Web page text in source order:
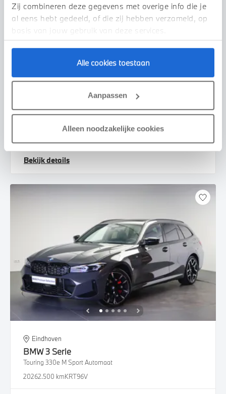
Zij combineren deze gegevens met overige info die je
al eens hebt gedeeld, of die zij hebben verzameld, op
basis van jouw gebruik van deze services.
Alle cookies toestaan
Aanpassen
Alleen noodzakelijke cookies
Doetinchem
€ 36.850of€ 697p/m
Bekijk details
Eindhoven
BMW3 Serie
Touring 330e M Sport Automaat
20262.500 kmKRT96V